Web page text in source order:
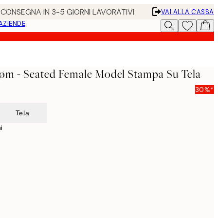
IN 3-5 GIORNI LAVORATIVI
VAI ALLA CASSA
- Seated Female Model Stampa Su Tela
30%*
Tela